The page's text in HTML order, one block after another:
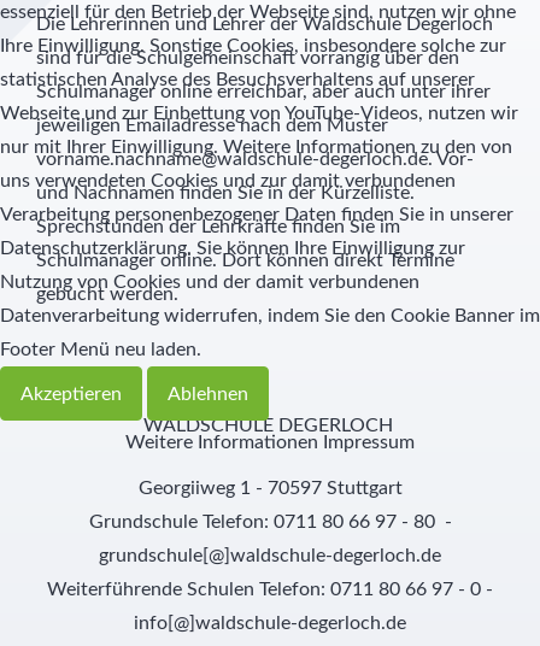
Die Lehrerinnen und Lehrer der Waldschule Degerloch
sind für die Schulgemeinschaft vorrangig über den
Schulmanager online erreichbar, aber auch unter ihrer
jeweiligen Emailadresse nach dem Muster
vorname.nachname@waldschule-degerloch.de. Vor-
und Nachnamen finden Sie in der Kürzelliste.
Sprechstunden der Lehrkräfte finden Sie im
Schulmanager online. Dort können direkt Termine
gebucht werden.
WALDSCHULE DEGERLOCH
Georgiiweg 1 - 70597 Stuttgart
Grundschule Telefon: 0711 80 66 97 - 80 -
grundschule[@]waldschule-degerloch.de
Weiterführende Schulen Telefon: 0711 80 66 97 - 0 -
info[@]waldschule-degerloch.de
essenziell für den Betrieb der Webseite sind, nutzen wir ohne
Ihre Einwilligung. Sonstige Cookies, insbesondere solche zur
statistischen Analyse des Besuchsverhaltens auf unserer
Webseite und zur Einbettung von YouTube-Videos, nutzen wir
nur mit Ihrer Einwilligung. Weitere Informationen zu den von
uns verwendeten Cookies und zur damit verbundenen
Verarbeitung personenbezogener Daten finden Sie in unserer
Datenschutzerklärung. Sie können Ihre Einwilligung zur
Nutzung von Cookies und der damit verbundenen
Datenverarbeitung widerrufen, indem Sie den Cookie Banner im
Footer Menü neu laden.
Akzeptieren Ablehnen
Weitere Informationen Impressum